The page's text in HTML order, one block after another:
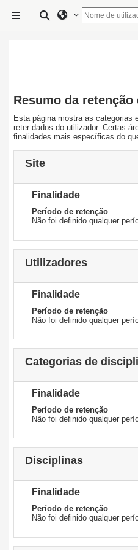
Alternar a entrada
Resumo da retenção
Esta página mostra as categorias
reter dados do utilizador. Certas
finalidades mais específicas do
Site
Finalidade
Período de retenção
Não foi definido qualquer
Utilizadores
Finalidade
Período de retenção
Não foi definido qualquer
Categorias de
Finalidade
Período de retenção
Não foi definido qualquer
Disciplinas
Finalidade
Período de retenção
Não foi definido qualquer